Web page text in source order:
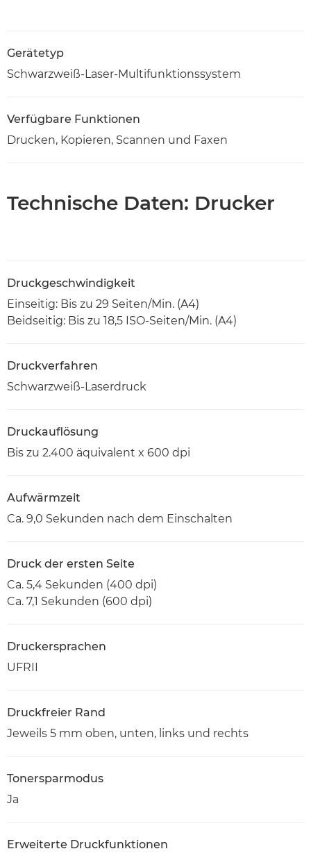
Gerätetyp
Schwarzweiß-Laser-Multifunktionssystem
Verfügbare Funktionen
Drucken, Kopieren, Scannen und Faxen
Technische Daten: Drucker
Druckgeschwindigkeit
Einseitig: Bis zu 29 Seiten/Min. (A4)
Beidseitig: Bis zu 18,5 ISO-Seiten/Min. (A4)
Druckverfahren
Schwarzweiß-Laserdruck
Druckauflösung
Bis zu 2.400 äquivalent x 600 dpi
Aufwärmzeit
Ca. 9,0 Sekunden nach dem Einschalten
Druck der ersten Seite
Ca. 5,4 Sekunden (400 dpi)
Ca. 7,1 Sekunden (600 dpi)
Druckersprachen
UFRII
Druckfreier Rand
Jeweils 5 mm oben, unten, links und rechts
Tonersparmodus
Ja
Erweiterte Druckfunktionen